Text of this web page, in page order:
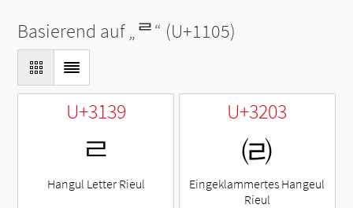
Basierend auf „ᄅ“ (U+1105)
U+3139
ㄹ
Hangul Letter Rieul
U+3203
㈃
Eingeklammertes Hangeul
Rieul